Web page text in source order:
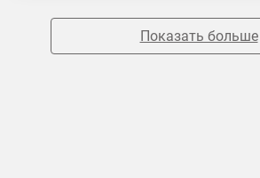
Показать больше